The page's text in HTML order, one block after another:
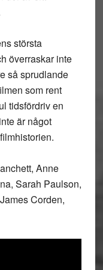
största
överraskar inte
så sprudlande
som rent
tidsfördriv en
är något
Anne
Sarah Paulson,
Corden,